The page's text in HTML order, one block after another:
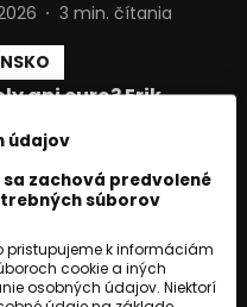
3 min. čítania
ani euro? Erik
detí
10 apríl 2026
čítania
deň Rómov:
údajov
zachová predvolené
súborov
k informáciám
cookie a iných
osobných údajov. Niektorí